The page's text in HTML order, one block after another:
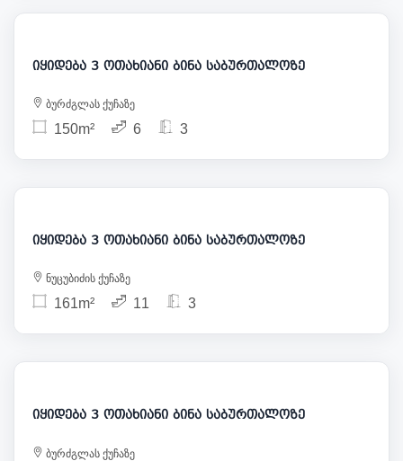
358 000
იყიდება 3 ოთახიანი ბინა საბურთალოზე
ბურძგლას ქუჩაზე
150m² 6 3
290 000
იყიდება 3 ოთახიანი ბინა საბურთალოზე
ნუცუბიძის ქუჩაზე
161m² 11 3
350 000
იყიდება 3 ოთახიანი ბინა საბურთალოზე
ბურძგლას ქუჩაზე